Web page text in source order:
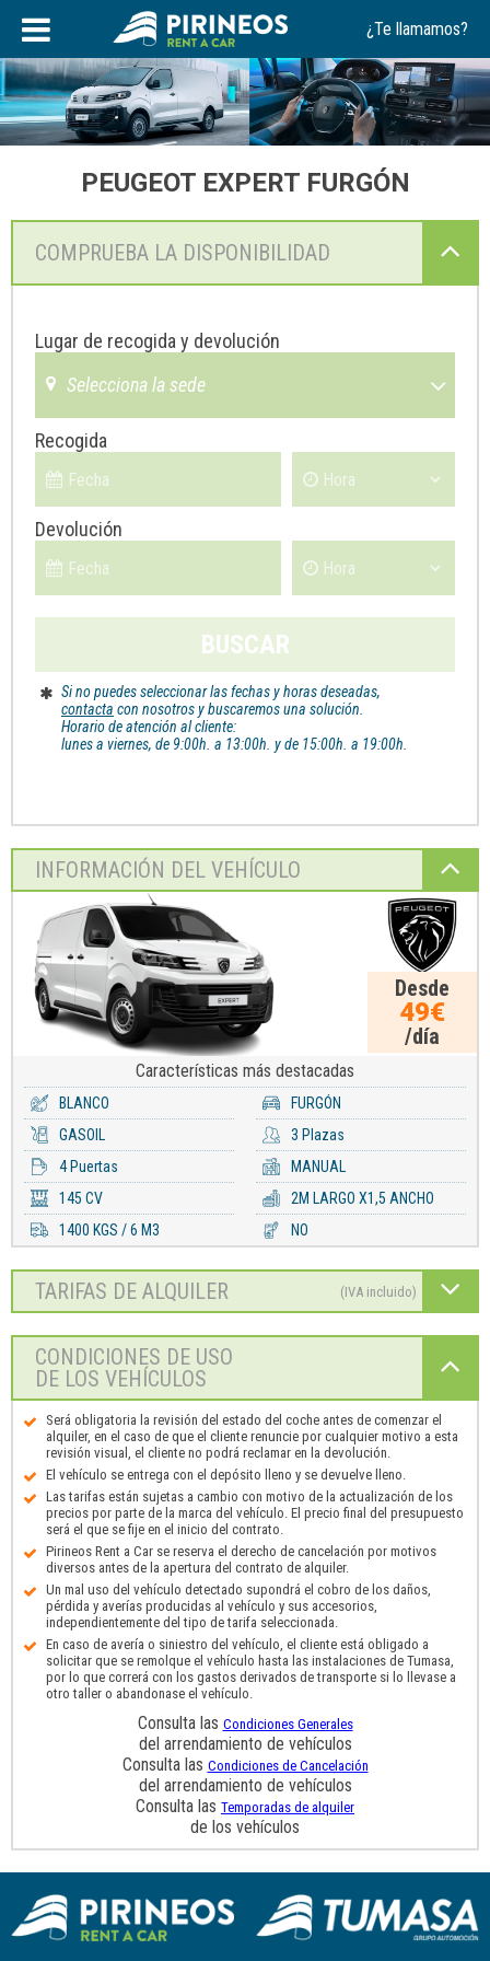
¿Te llamamos?
PEUGEOT EXPERT FURGÓN
COMPRUEBA LA DISPONIBILIDAD
Lugar de recogida y devolución
Selecciona la sede
Recogida
Devolución
BUSCAR
Si no puedes seleccionar las fechas y horas deseadas,
contacta con nosotros y buscaremos una solución.
Horario de atención al cliente:
lunes a viernes, de 9:00h. a 13:00h. y de 15:00h. a 19:00h.
INFORMACIÓN DEL VEHÍCULO
Características más destacadas
BLANCO
FURGÓN
GASOIL
3 Plazas
4 Puertas
MANUAL
145 CV
2M LARGO X1,5 ANCHO
1400 KGS / 6 M3
NO
Desde
49€
/día
TARIFAS DE ALQUILER (IVA incluido)
CONDICIONES DE USO
DE LOS VEHÍCULOS
Será obligatoria la revisión del estado del coche antes de comenzar el
alquiler, en el caso de que el cliente renuncie por cualquier motivo a esta
revisión visual, el cliente no podrá reclamar en la devolución.
El vehículo se entrega con el depósito lleno y se devuelve lleno.
Las tarifas están sujetas a cambio con motivo de la actualización de los
precios por parte de la marca del vehículo. El precio final del presupuesto
será el que se fije en el inicio del contrato.
Pirineos Rent a Car se reserva el derecho de cancelación por motivos
diversos antes de la apertura del contrato de alquiler.
Un mal uso del vehículo detectado supondrá el cobro de los daños,
pérdida y averías producidas al vehículo y sus accesorios,
independientemente del tipo de tarifa seleccionada.
En caso de avería o siniestro del vehículo, el cliente está obligado a
solicitar que se remolque el vehículo hasta las instalaciones de Tumasa,
por lo que correrá con los gastos derivados de transporte si lo llevase a
otro taller o abandonase el vehículo.
Consulta las Condiciones Generales
del arrendamiento de vehículos
Consulta las Condiciones de Cancelación
del arrendamiento de vehículos
Consulta las Temporadas de alquiler
de los vehículos